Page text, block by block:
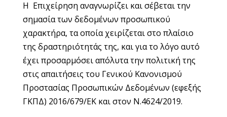
Η Επιχείρηση αναγνωρίζει και σέβεται την
σημασία των δεδομένων προσωπικού
χαρακτήρα, τα οποία χειρίζεται στο πλαίσιο
της δραστηριότητάς της, και για το λόγο αυτό
έχει προσαρμόσει απόλυτα την πολιτική της
στις απαιτήσεις του Γενικού Κανονισμού
Προστασίας Προσωπικών Δεδομένων (εφεξής
ΓΚΠΔ) 2016/679/ΕΚ και στον Ν.4624/2019.